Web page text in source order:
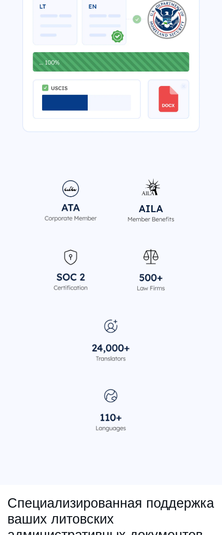
Специализированная поддержка
ваших литовских